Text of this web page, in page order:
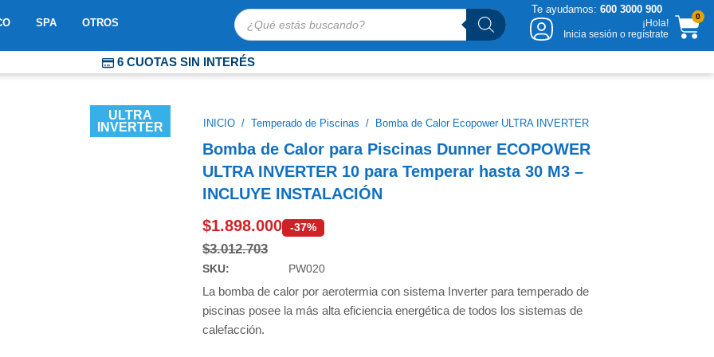
Te ayudamos: 600 3000 900
ABRIR MOSAICO
SPA ABRIR SPA
OTROS
Búsqueda
de
¡Hola!
Inicia sesión o regístrate
0
6 CUOTAS SIN INTERÉS
ENVÍOS EXPRESS A TODO CHILE
ULTRA
INVERTER
INICIO / Temperado de Piscinas / Bomba de Calor Ecopower ULTRA INVERTER
Bomba de Calor para Piscinas Dunner ECOPOWER
ULTRA INVERTER 10 para Temperar hasta 30 M3 –
INCLUYE INSTALACIÓN
$1.898.000 -37%
$3.012.703
SKU: PW020
La bomba de calor por aerotermia con sistema Inverter para temperado de
piscinas posee la más alta eficiencia energética de todos los sistemas de
calefacción.